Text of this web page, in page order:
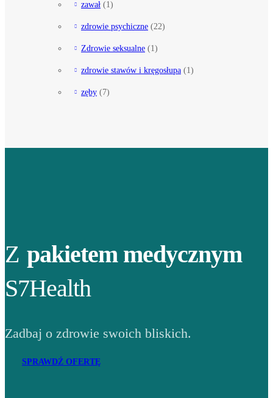
zawał (1)
zdrowie psychiczne (22)
Zdrowie seksualne (1)
zdrowie stawów i kręgosłupa (1)
zęby (7)
Z pakietem medycznym
S7Health
Zadbaj o zdrowie swoich bliskich.
SPRAWDŹ OFERTĘ